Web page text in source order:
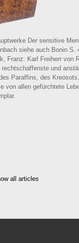
Der sensitive
siehe auch Bonin
Franz: Karl Freiherr von
und
Paraffins, des
allen gefürchtete
all articles